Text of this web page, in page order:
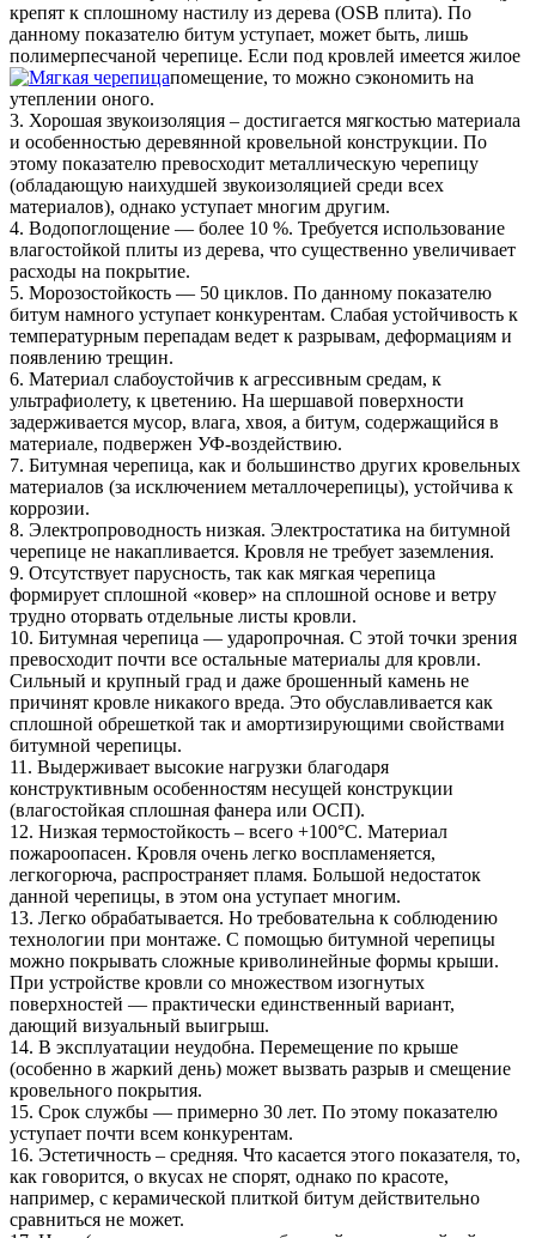
крепят к сплошному настилу из дерева (OSB плита). По
данному показателю битум уступает, может быть, лишь
полимерпесчаной черепице. Если под кровлей имеется жилое
помещение, то можно сэкономить на
утеплении оного.
3. Хорошая звукоизоляция – достигается мягкостью материала
и особенностью деревянной кровельной конструкции. По
этому показателю превосходит металлическую черепицу
(обладающую наихудшей звукоизоляцией среди всех
материалов), однако уступает многим другим.
4. Водопоглощение — более 10 %. Требуется использование
влагостойкой плиты из дерева, что существенно увеличивает
расходы на покрытие.
5. Морозостойкость — 50 циклов. По данному показателю
битум намного уступает конкурентам. Слабая устойчивость к
температурным перепадам ведет к разрывам, деформациям и
появлению трещин.
6. Материал слабоустойчив к агрессивным средам, к
ультрафиолету, к цветению. На шершавой поверхности
задерживается мусор, влага, хвоя, а битум, содержащийся в
материале, подвержен УФ-воздействию.
7. Битумная черепица, как и большинство других кровельных
материалов (за исключением металлочерепицы), устойчива к
коррозии.
8. Электропроводность низкая. Электростатика на битумной
черепице не накапливается. Кровля не требует заземления.
9. Отсутствует парусность, так как мягкая черепица
формирует сплошной «ковер» на сплошной основе и ветру
трудно оторвать отдельные листы кровли.
10. Битумная черепица — ударопрочная. С этой точки зрения
превосходит почти все остальные материалы для кровли.
Сильный и крупный град и даже брошенный камень не
причинят кровле никакого вреда. Это обуславливается как
сплошной обрешеткой так и амортизирующими свойствами
битумной черепицы.
11. Выдерживает высокие нагрузки благодаря
конструктивным особенностям несущей конструкции
(влагостойкая сплошная фанера или ОСП).
12. Низкая термостойкость – всего +100°С. Материал
пожароопасен. Кровля очень легко воспламеняется,
легкогорюча, распространяет пламя. Большой недостаток
данной черепицы, в этом она уступает многим.
13. Легко обрабатывается. Но требовательна к соблюдению
технологии при монтаже. С помощью битумной черепицы
можно покрывать сложные криволинейные формы крыши.
При устройстве кровли со множеством изогнутых
поверхностей — практически единственный вариант,
дающий визуальный выигрыш.
14. В эксплуатации неудобна. Перемещение по крыше
(особенно в жаркий день) может вызвать разрыв и смещение
кровельного покрытия.
15. Срок службы — примерно 30 лет. По этому показателю
уступает почти всем конкурентам.
16. Эстетичность – средняя. Что касается этого показателя, то,
как говорится, о вкусах не спорят, однако по красоте,
например, с керамической плиткой битум действительно
сравниться не может.